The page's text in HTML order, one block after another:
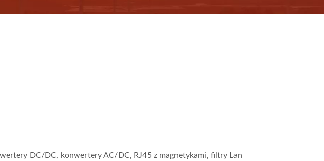
DC/DC, konwertery AC/DC, RJ45 z magnetykami, filtry Lan